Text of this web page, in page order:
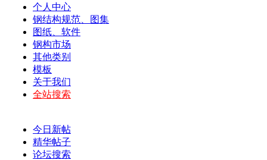
个人中心
钢结构规范、图集
图纸、软件
钢构市场
其他类别
模板
关于我们
全站搜索
今日新帖
精华帖子
论坛搜索